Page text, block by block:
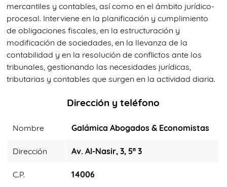
mercantiles y contables, así como en el ámbito jurídico-
procesal. Interviene en la planificación y cumplimiento
de obligaciones fiscales, en la estructuración y
modificación de sociedades, en la llevanza de la
contabilidad y en la resolución de conflictos ante los
tribunales, gestionando las necesidades jurídicas,
tributarias y contables que surgen en la actividad diaria.
Dirección y teléfono
Nombre Galámica Abogados & Economistas
Dirección Av. Al-Nasir, 3, 5ª 3
C.P. 14006